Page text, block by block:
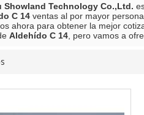
Showland Technology Co.,Ltd.
C 14 ventas al por mayor
ahora para obtener la mejor
Aldehído C 14 , pero vamos a